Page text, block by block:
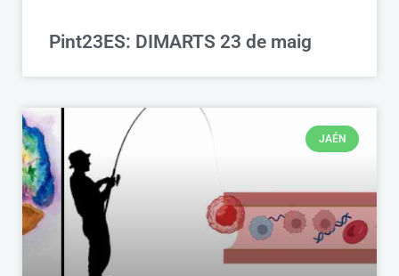
Pint23ES: DIMARTS 23 de maig
JAÉN